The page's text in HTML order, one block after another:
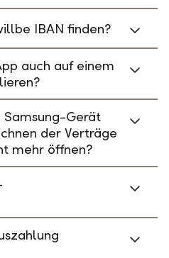
IBAN finden?
auch auf einem
Gerät
der Verträge
mehr öffnen?